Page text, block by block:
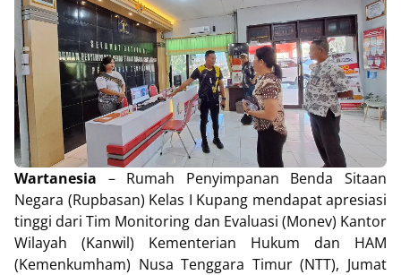
Wartanesia – Rumah Penyimpanan Benda Sitaan
Negara (Rupbasan) Kelas I Kupang mendapat apresiasi
tinggi dari Tim Monitoring dan Evaluasi (Monev) Kantor
Wilayah (Kanwil) Kementerian Hukum dan HAM
(Kemenkumham) Nusa Tenggara Timur (NTT), Jumat